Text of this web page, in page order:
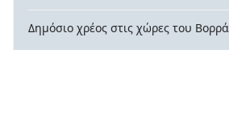
Δημόσιο χρέος στις χώρες του Βορρά